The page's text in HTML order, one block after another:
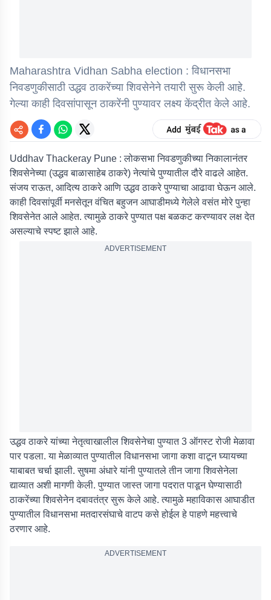
Maharashtra Vidhan Sabha election : विधानसभा
निवडणुकीसाठी उद्धव ठाकरेंच्या शिवसेनेने तयारी सुरू केली आहे.
गेल्या काही दिवसांपासून ठाकरेंनी पुण्यावर लक्ष्य केंद्रीत केले आहे.
Uddhav Thackeray Pune : लोकसभा निवडणुकीच्या निकालानंतर
शिवसेनेच्या (उद्धव बाळासाहेब ठाकरे) नेत्यांचे पुण्यातील दौरे वाढले आहेत.
संजय राऊत, आदित्य ठाकरे आणि उद्धव ठाकरे पुण्याचा आढावा घेऊन आले.
काही दिवसांपूर्वी मनसेतून वंचित बहुजन आघाडीमध्ये गेलेले वसंत मोरे पुन्हा
शिवसेनेत आले आहेत. त्यामुळे ठाकरे पुण्यात पक्ष बळकट करण्यावर लक्ष देत
असल्याचे स्पष्ट झाले आहे.
ADVERTISEMENT
उद्धव ठाकरे यांच्या नेतृत्वाखालील शिवसेनेचा पुण्यात 3 ऑगस्ट रोजी मेळावा
पार पडला. या मेळाव्यात पुण्यातील विधानसभा जागा कशा वाटून घ्यायच्या
याबाबत चर्चा झाली. सुषमा अंधारे यांनी पुण्यातले तीन जागा शिवसेनेला
द्याव्यात अशी मागणी केली. पुण्यात जास्त जागा पदरात पाडून घेण्यासाठी
ठाकरेंच्या शिवसेनेन दबावतंत्र सुरू केले आहे. त्यामुळे महाविकास आघाडीत
पुण्यातील विधानसभा मतदारसंघाचे वाटप कसे होईल हे पाहणे महत्त्वाचे
ठरणार आहे.
ADVERTISEMENT